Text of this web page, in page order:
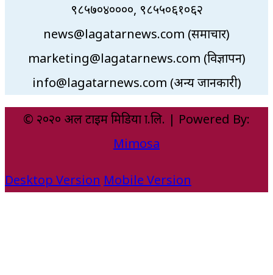
९८५७०४००००, ९८५५०६१०६२
news@lagatarnews.com (समाचार)
marketing@lagatarnews.com (विज्ञापन)
info@lagatarnews.com (अन्य जानकारी)
© २०२० अल टाइम मिडिया प्रा.लि. | Powered By:
Mimosa
Desktop Version Mobile Version